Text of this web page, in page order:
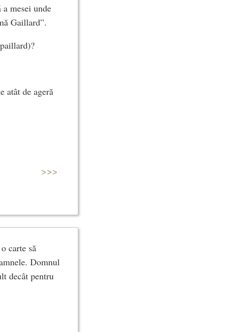
mesei unde
Gaillard”.
atât de ageră
>>>
carte să
Domnul
decât pentru